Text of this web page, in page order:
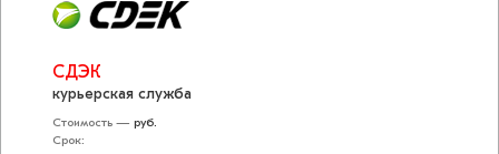
СДЭК
курьерская служба
Стоимость — руб.
Срок: